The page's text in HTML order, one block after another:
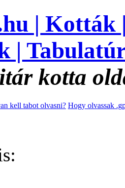
kotta
kell tabot olvasni? Hogy olvassak